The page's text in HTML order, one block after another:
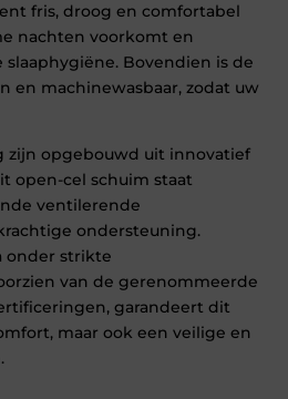
fris, droog en comfortabel
nachten voorkomt en
Bovendien is de
en machinewasbaar, zodat uw
zijn opgebouwd uit innovatief
open-cel schuim staat
ventilerende
ondersteuning.
onder strikte
van de gerenommeerde
garandeert dit
maar ook een veilige en